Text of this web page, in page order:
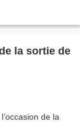
la sortie de